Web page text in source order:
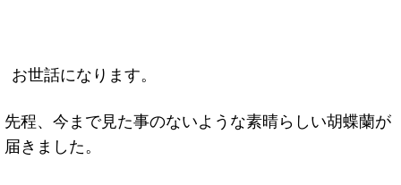
お世話になります。
先程、今まで見た事のないような素晴らしい胡蝶蘭が
届きました。